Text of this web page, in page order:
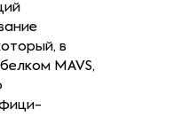
в
MAVS,